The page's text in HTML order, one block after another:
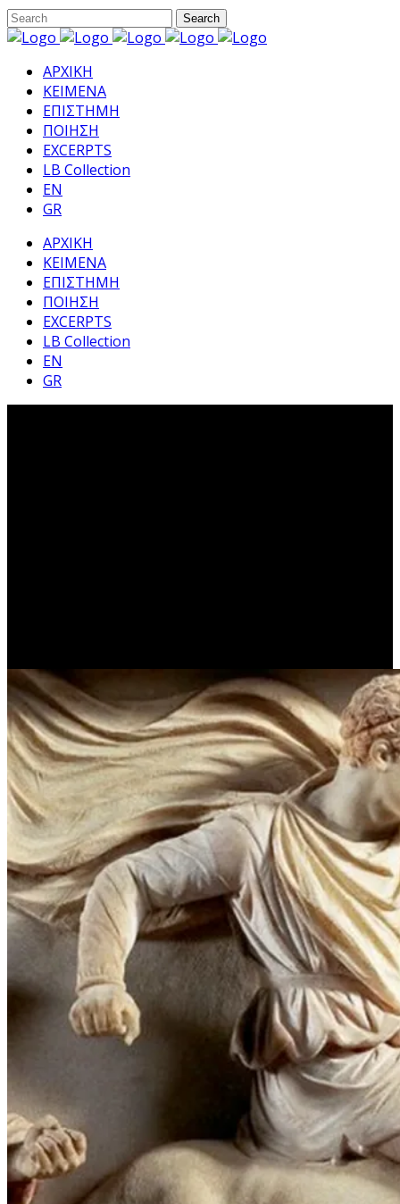
ΑΡΧΙΚΗ
ΚΕΙΜΕΝΑ
ΕΠΙΣΤΗΜΗ
ΠΟΙΗΣΗ
EXCERPTS
LB Collection
EN
GR
ΑΡΧΙΚΗ
ΚΕΙΜΕΝΑ
ΕΠΙΣΤΗΜΗ
ΠΟΙΗΣΗ
EXCERPTS
LB Collection
EN
GR